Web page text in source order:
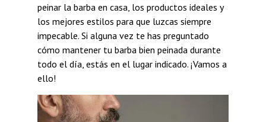
peinar la barba en casa, los productos ideales y
los mejores estilos para que luzcas siempre
impecable. Si alguna vez te has preguntado
cómo mantener tu barba bien peinada durante
todo el día, estás en el lugar indicado. ¡Vamos a
ello!